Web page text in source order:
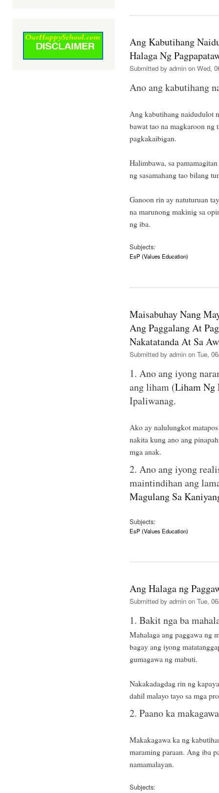
Ang Kabutihang
Halaga Ng
Submitted by admin on Wed,
Ano ang kabutihang
Ang kabutihang naidudulot
bawat tao na magkaroon ng
pagkakaibigan.
Halimbawa, sa
ng sasamahang tao bilang
Ganoon rin ay natuturuan
na marunong makinig sa
ng iba.
Subjects:
EsP (Values Education)
Maisabuhay Nang
Ang Paggalang At
Nakatatanda At Sa
Submitted by admin on Tue,
1. Ano ang iyong
ang liham (Liham Ng
Ipaliwanag.
Ako ay nalulungkot
nakita kung ano ang
mga anak.
2. Ano ang iyong
maintindihan ang
Magulang Sa
Subjects:
EsP (Values Education)
Ang Halaga ng
Submitted by admin on Tue,
1. Bakit nga ba
Mahalaga ang paggawa ng
bagay ang iyong
gumagawa ng mabuti.
Nakakadagdag rin ng
dahil malayo tayo sa mga
2. Paano ka
Makakagawa ka ng
maraming paraan. Ang iba
namamalayan.
Subjects: